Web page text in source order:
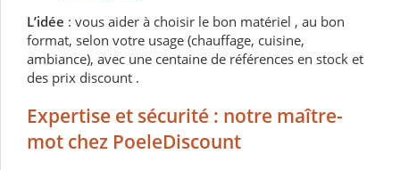
L’idée : vous aider à choisir le bon matériel , au bon
format, selon votre usage (chauffage, cuisine,
ambiance), avec une centaine de références en stock et
des prix discount .
Expertise et sécurité : notre maître-
mot chez PoeleDiscount